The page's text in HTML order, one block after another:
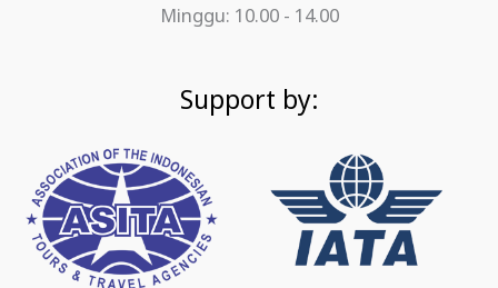
Minggu: 10.00 - 14.00
Support by: